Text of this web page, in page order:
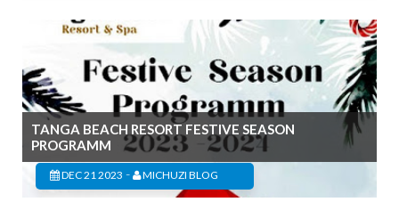
TANGA BEACH RESORT FESTIVE SEASON
PROGRAMM
DEC 21 2023 - MICHUZI BLOG